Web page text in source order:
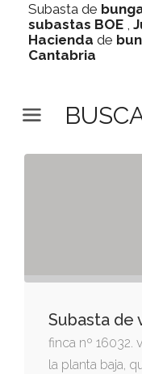
Subasta de
subastas BOE ,
Hacienda de
Cantabria
Subasta de
finca nº 16032.
la planta baja,